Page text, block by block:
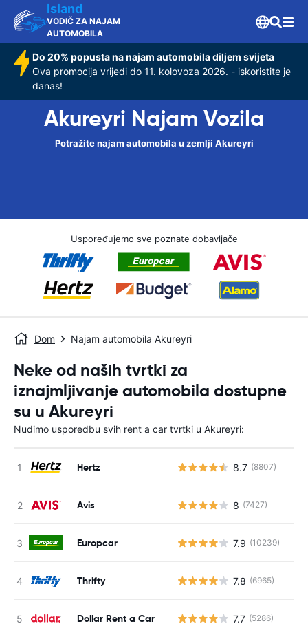
Island
VODIČ ZA NAJAM
AUTOMOBILA
Do 20% popusta na najam automobila diljem svijeta
Ova promocija vrijedi do 11. kolovoza 2026. - iskoristite je
danas!
Akureyri Najam Vozila
Potražite najam automobila u zemlji Akureyri
Uspoređujemo sve poznate dobavljače
Dom Najam automobila Akureyri
Neke od naših tvrtki za
iznajmljivanje automobila dostupne
su u Akureyri
Nudimo usporedbu svih rent a car tvrtki u Akureyri:
Hertz 8.7 (8807)
Avis 8 (7427)
Europcar 7.9 (10239)
Thrifty 7.8 (6965)
Dollar Rent a Car 7.7 (5286)